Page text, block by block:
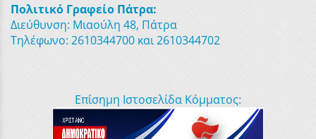
Πολιτικό Γραφείο Πάτρα:
Διεύθυνση: Μιαούλη 48, Πάτρα
Τηλέφωνο: 2610344700 και 2610344702
Επίσημη Ιστοσελίδα Κόμματος: